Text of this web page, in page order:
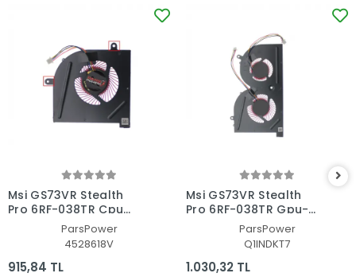
Msi GS73VR Stealth
Pro 6RF-038TR Cpu
Fan - İşlemci Fanı
ParsPower
4528618V
915,84 TL
Msi GS73VR Stealth
Pro 6RF-038TR Gpu-
Vga Fan - Ekran Kartı
ParsPower
Q1INDKT7
1.030,32 TL